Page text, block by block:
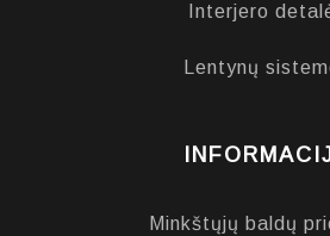
Interjero
Lentynų
Minkštųjų baldų